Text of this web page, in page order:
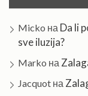
Micko на Da li
sve iluzija?
Marko на
Jacquot на